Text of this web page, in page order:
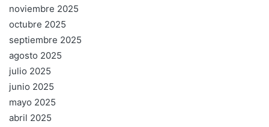
noviembre 2025
octubre 2025
septiembre 2025
agosto 2025
julio 2025
junio 2025
mayo 2025
abril 2025